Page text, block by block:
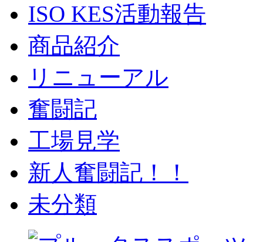
ISO KES活動報告
商品紹介
リニューアル
奮闘記
工場見学
新人奮闘記！！
未分類